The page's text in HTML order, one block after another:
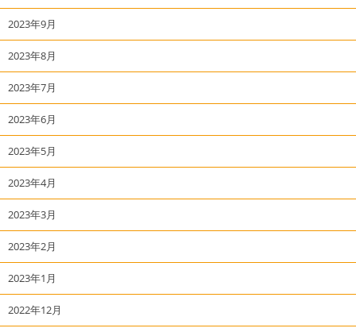
2023年9月
2023年8月
2023年7月
2023年6月
2023年5月
2023年4月
2023年3月
2023年2月
2023年1月
2022年12月